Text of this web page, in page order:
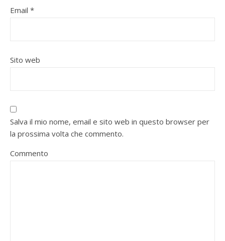
Email *
Sito web
Salva il mio nome, email e sito web in questo browser per
la prossima volta che commento.
Commento